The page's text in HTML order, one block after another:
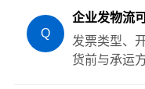
Q
企业发物流
发票类型、
货前与承运